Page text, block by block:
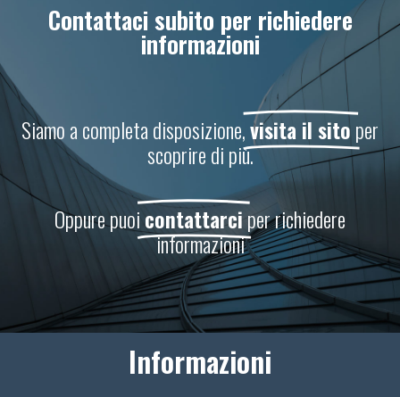
Contattaci subito per richiedere
informazioni
Siamo a completa disposizione,visita il sitoper
scoprire di più.
Oppure puoicontattarciper richiedere
informazioni
Informazioni